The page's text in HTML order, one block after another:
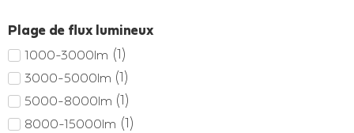
Plage de flux lumineux
1000-3000lm (1)
3000-5000lm (1)
5000-8000lm (1)
8000-15000lm (1)